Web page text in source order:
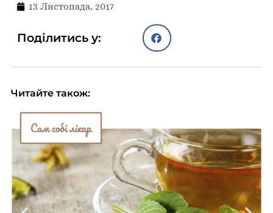
13 Листопада, 2017
Поділитись у:
Читайте також:
Сам собі лікар